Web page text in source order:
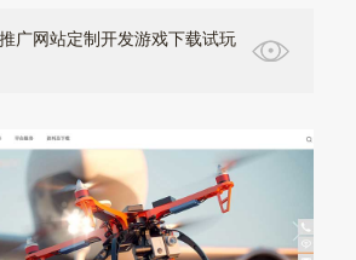
广网站定制开发游戏下载试玩